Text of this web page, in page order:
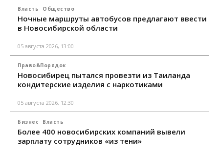
Власть Общество
Ночные маршруты автобусов предлагают ввести
в Новосибирской области
05 августа 2026, 13:00
Право&Порядок
Новосибирец пытался провезти из Таиланда
кондитерские изделия с наркотиками
05 августа 2026, 12:30
Бизнес Власть
Более 400 новосибирских компаний вывели
зарплату сотрудников «из тени»